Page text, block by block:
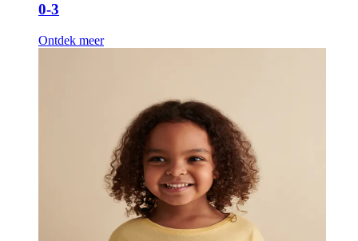
0-3
Ontdek meer